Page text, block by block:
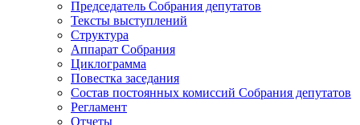
Председатель Собрания депутатов
Тексты выступлений
Структура
Аппарат Собрания
Циклограмма
Повестка заседания
Состав постоянных комиссий Собрания депутатов
Регламент
Отчеты